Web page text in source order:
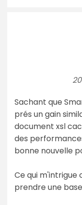
Sachant que
prés un gain
document xsl
des
bonne nouvelle
Ce qui
prendre une